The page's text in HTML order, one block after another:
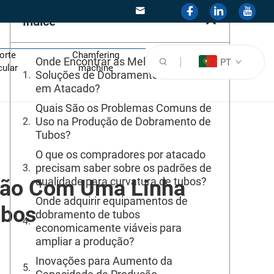
Chamfering
machine
PT
Com Uma Linha
Índice
Onde Encontrar as Melhores
Soluções de Dobramento de Tubos
em Atacado?
Quais São os Problemas Comuns de
Uso na Produção de Dobramento de
Tubos?
O que os compradores por atacado
precisam saber sobre os padrões de
qualidade para curvatura de tubos?
Onde adquirir equipamentos de
dobramento de tubos
economicamente viáveis para
ampliar a produção?
Inovações para Aumento da